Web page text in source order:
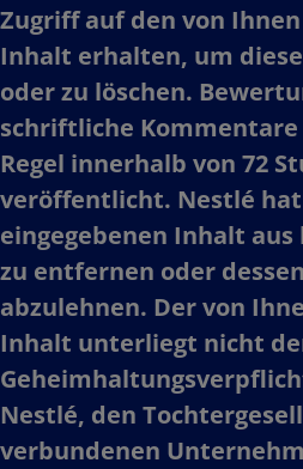
Zugriff auf den von
Inhalt erhalten, um
oder zu löschen.
schriftliche
Regel innerhalb von 72
veröffentlicht. Nestlé hat
eingegebenen Inhalt
zu entfernen oder
abzulehnen. Der von
Inhalt unterliegt nicht
Nestlé, den
verbundenen